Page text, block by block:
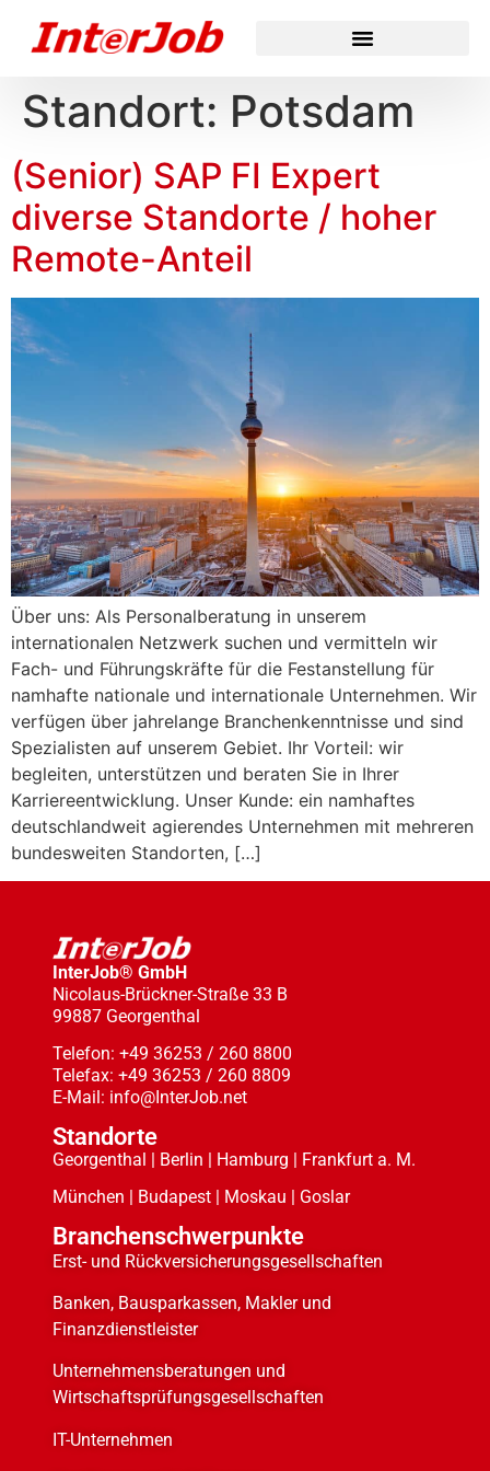
Standort: Potsdam
(Senior) SAP FI Expert
diverse Standorte / hoher
Remote-Anteil
Über uns: Als Personalberatung in unserem
internationalen Netzwerk suchen und vermitteln wir
Fach- und Führungskräfte für die Festanstellung für
namhafte nationale und internationale Unternehmen. Wir
verfügen über jahrelange Branchenkenntnisse und sind
Spezialisten auf unserem Gebiet. Ihr Vorteil: wir
begleiten, unterstützen und beraten Sie in Ihrer
Karriereentwicklung. Unser Kunde: ein namhaftes
deutschlandweit agierendes Unternehmen mit mehreren
bundesweiten Standorten, […]
InterJob® GmbH
Nicolaus-Brückner-Straße 33 B
99887 Georgenthal
Telefon: +49 36253 / 260 8800
Telefax: +49 36253 / 260 8809
E-Mail: info@InterJob.net
Standorte
Georgenthal | Berlin | Hamburg | Frankfurt a. M.
München | Budapest | Moskau | Goslar
Branchenschwerpunkte
Erst- und Rückversicherungsgesellschaften
Banken, Bausparkassen, Makler und
Finanzdienstleister
Unternehmensberatungen und
Wirtschaftsprüfungsgesellschaften
IT-Unternehmen